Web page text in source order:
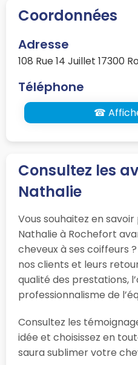
Coordonnées
Adresse
108 Rue 14 Juillet 17300
Téléphone
☎
Consultez les
Nathalie
Vous souhaitez en savoir
Nathalie à Rochefort
cheveux à ses coiffeurs
nos clients et leurs
qualité des prestations,
professionnalisme de
Consultez les
idée et choisissez en
saura sublimer votre